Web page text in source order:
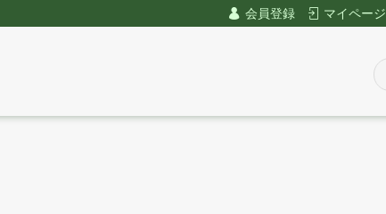
会員登録 マイページ